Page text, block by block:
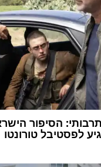
לפסטיבל טורונטו